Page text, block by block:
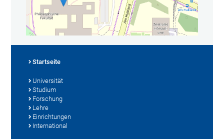
Startseite
Universität
Studium
Forschung
Lehre
Einrichtungen
International